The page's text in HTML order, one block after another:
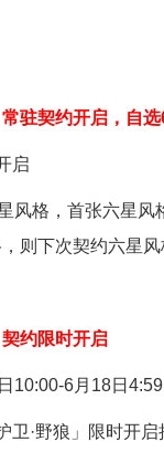
驻契约开启，自
启
风格，首张六星
则下次契约六星风
约限时开启
10:00-6月18日4:59
卫·野狼」限时开